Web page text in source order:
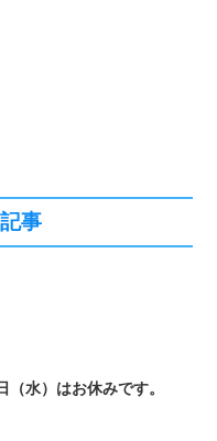
事
（水）はお休みです。